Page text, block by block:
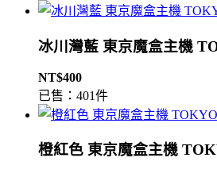
冰川灣藍 東京魔盒主機
NT$400
已售：401件
橙紅色 東京魔盒主機